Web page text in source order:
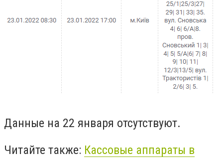
Данные на 22 января отсутствуют.
Читайте также: Кассовые аппараты в